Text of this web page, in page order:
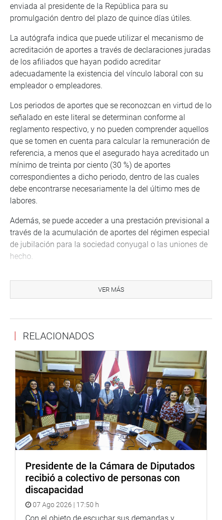
enviada al presidente de la República para su
promulgación dentro del plazo de quince días útiles.
La autógrafa indica que puede utilizar el mecanismo de
acreditación de aportes a través de declaraciones juradas
de los afiliados que hayan podido acreditar
adecuadamente la existencia del vínculo laboral con su
empleador o empleadores.
Los periodos de aportes que se reconozcan en virtud de lo
señalado en este literal se determinan conforme al
reglamento respectivo, y no pueden comprender aquellos
que se tomen en cuenta para calcular la remuneración de
referencia, a menos que el asegurado haya acreditado un
mínimo de treinta por ciento (30 %) de aportes
correspondientes a dicho periodo, dentro de las cuales
debe encontrarse necesariamente la del último mes de
labores.
Además, se puede acceder a una prestación previsional a
través de la acumulación de aportes del régimen especial
de jubilación para la sociedad conyugal o las uniones de
hecho.
una pensión de jubilación proporcional especial, en el
SNP, los que tengan como mínimo sesenta y cinco (65)
de aportes tienen derecho a una pensión de jubilación de
doce (12) veces al año.
Para los que tengan como mínimo sesenta y cinco (65)
años y cumplan con acreditar por lo menos quince (15)
años de aportes y no lleguen a veinte (20) años de
aportes tienen derecho a una pensión de jubilación de
hasta trescientos cincuenta y 00/100 soles (350,00 soles)
doce (12) veces al año.
cincuenta (50) años y veinticinco (25) años a más de
aportes tienen derecho a la pensión de jubilación
adelantada en el SNP. La remuneración de referencia es
igual al promedio mensual que resulte de dividir entre
VER MÁS
RELACIONADOS
Presidente de la Cámara de Diputados
recibió a colectivo de personas con
discapacidad
07 Ago 2026 | 17:50 h